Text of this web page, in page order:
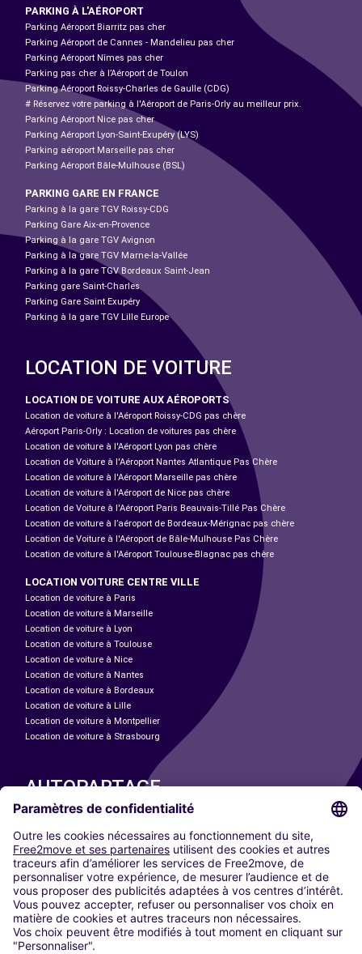
PARKING À L'AÉROPORT
Parking Aéroport Biarritz pas cher
Parking Aéroport de Cannes - Mandelieu pas cher
Parking Aéroport Nîmes pas cher
Parking pas cher à l’Aéroport de Toulon
Parking Aéroport Roissy-Charles de Gaulle (CDG)
# Réservez votre parking à l'Aéroport de Paris-Orly au meilleur prix.
Parking Aéroport Nice pas cher
Parking Aéroport Lyon-Saint-Exupéry (LYS)
Parking aéroport Marseille pas cher
Parking Aéroport Bâle-Mulhouse (BSL)
PARKING GARE EN FRANCE
Parking à la gare TGV Roissy-CDG
Parking Gare Aix-en-Provence
Parking à la gare TGV Avignon
Parking à la gare TGV Marne-la-Vallée
Parking à la gare TGV Bordeaux Saint-Jean
Parking gare Saint-Charles
Parking Gare Saint Exupéry
Parking à la gare TGV Lille Europe
LOCATION DE VOITURE
LOCATION DE VOITURE AUX AÉROPORTS
Location de voiture à l'Aéroport Roissy-CDG pas chère
Aéroport Paris-Orly : Location de voitures pas chère
Location de voiture à l'Aéroport Lyon pas chère
Location de Voiture à l'Aéroport Nantes Atlantique Pas Chère
Location de voiture à l'Aéroport Marseille pas chère
Location de voiture à l'Aéroport de Nice pas chère
Location de Voiture à l'Aéroport Paris Beauvais-Tillé Pas Chère
Location de voiture à l’aéroport de Bordeaux-Mérignac pas chère
Location de Voiture à l'Aéroport de Bâle-Mulhouse Pas Chère
Location de voiture à l'Aéroport Toulouse-Blagnac pas chère
LOCATION VOITURE CENTRE VILLE
Location de voiture à Paris
Location de voiture à Marseille
Location de voiture à Lyon
Location de voiture à Toulouse
Location de voiture à Nice
Location de voiture à Nantes
Location de voiture à Bordeaux
Location de voiture à Lille
Location de voiture à Montpellier
Location de voiture à Strasbourg
AUTOPARTAGE
Paris
Madrid
Washington DC
Milan
Rome
Turin
Vienne
Berlin